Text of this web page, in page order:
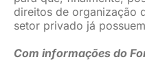
direitos de organização
setor privado já
Com informações do